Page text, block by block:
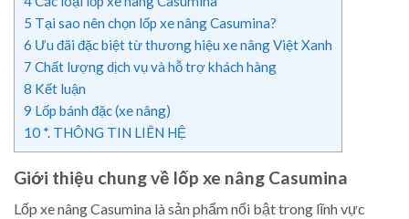
5 Tại sao nên chọn lốp xe nâng Casumina?
6 Ưu đãi đặc biệt từ thương hiệu xe nâng Việt Xanh
7 Chất lượng dịch vụ và hỗ trợ khách hàng
8 Kết luận
9 Lốp bánh đặc (xe nâng)
10 *. THÔNG TIN LIÊN HỆ
Giới thiệu chung về lốp xe nâng Casumina
Lốp xe nâng Casumina là sản phẩm nổi bật trong lĩnh vực